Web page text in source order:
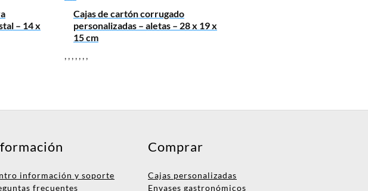
– 14 x
Cajas de cartón corrugado
personalizadas – aletas – 28 x 19 x
15 cm
, , , , , , ,
información y soporte
frecuentes
Comprar
Cajas personalizadas
Envases gastronómicos